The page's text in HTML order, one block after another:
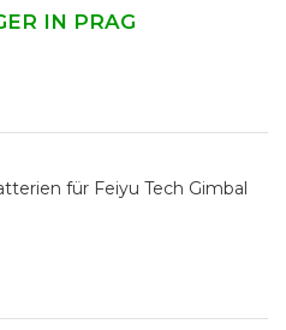
IN PRAG
für Feiyu Tech Gimbal